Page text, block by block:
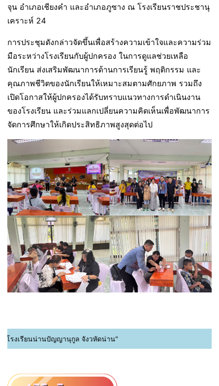
จุน อำเภอเชียงคำ และอำเภอภูซาง ณ โรงเรียนราชประชานุ
เคราะห์ 24
การประชุมดังกล่าวจัดขึ้นเพื่อสร้างความเข้าใจและความร่วม
มือระหว่างโรงเรียนกับผู้ปกครอง ในการดูแลช่วยเหลือ
นักเรียน ส่งเสริมพัฒนาการด้านการเรียนรู้ พฤติกรรม และ
คุณภาพชีวิตของนักเรียนให้เหมาะสมตามศักยภาพ รวมถึง
เปิดโอกาสให้ผู้ปกครองได้รับทราบแนวทางการดำเนินงาน
ของโรงเรียน และร่วมแลกเปลี่ยนความคิดเห็นเพื่อพัฒนาการ
จัดการศึกษาให้เกิดประสิทธิภาพสูงสุดต่อไป
เรียนน่านปัญญานุกูล จังวหัดน่าน"